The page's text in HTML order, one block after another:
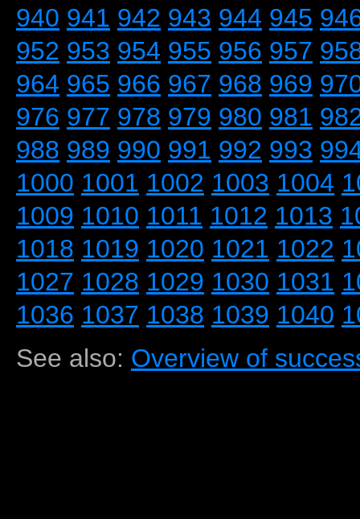
940 941 942 943 944 945
952 953 954 955 956 957
964 965 966 967 968 969
976 977 978 979 980 981
988 989 990 991 992 993
1000 1001 1002 1003 1004
1009 1010 1011 1012 1013
1018 1019 1020 1021 1022
1027 1028 1029 1030 1031
1036 1037 1038 1039 1040
See also: Overview of